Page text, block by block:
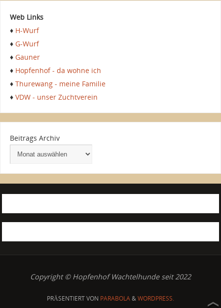
Web Links
♦ H-Wurf
♦ G-Wurf
♦ Gauner
♦ Hopfenhof - da wohne ich
♦ Thurewang - meine Familie
♦ VDW - unser Zuchtverein
Beitrags Archiv
Copyright © Hopfenhof Wachtelhunde seit 2022
PRÄSENTIERT VON PARABOLA&WORDPRESS.